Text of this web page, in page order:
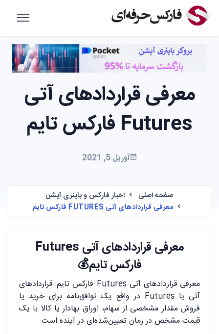
معرفی قراردادهای آتی
Futures فارکس تایم
آوریل 5, 2021
صفحه اصلی
اخبار فارکس و باینری آپشن
معرفی قراردادهای آتی FUTURES فارکس تایم
معرفی قراردادهای آتی Futures
فارکس تایم💰
معرفی قراردادهای آتی Futures فارکس تایم: قراردادهای
آتی یا Futures در واقع یک توافق‌نامه برای خرید یا
فروش مقدار مشخصی از سهام، اوراق بهادار یا کالا با یک
قیمت مشخص در زمان تعیین‌شده‌ای در آینده است.